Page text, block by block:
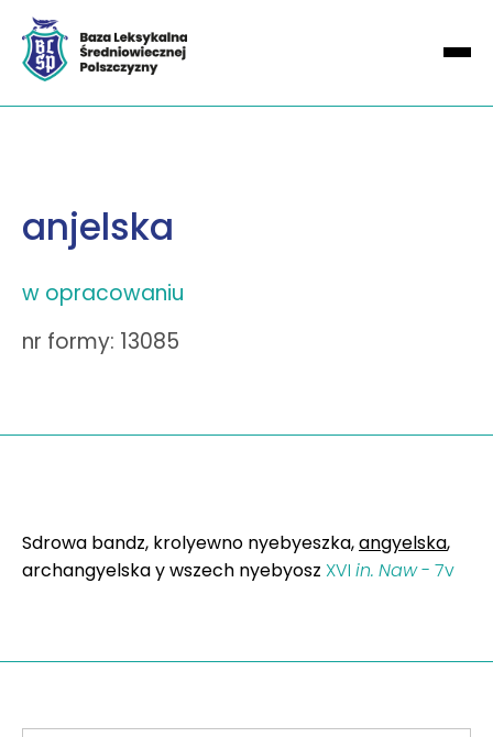
anjelska
w opracowaniu
nr formy: 13085
Sdrowa bandz, krolyewno nyebyeszka,angyelska,
archangyelska y wszech nyebyosz XVI in. Naw- 7v